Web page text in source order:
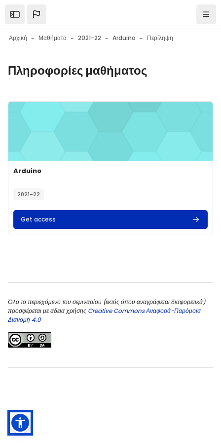
Open the sidebar
Αρχική Μαθήματα 2021-22 Arduino Περίληψη
Μπλοκ
Πληροφορίες μαθήματος
Μπλοκ
Εικόνα μαθήματος" Arduino
Εικόνα μαθήματος
Όνομα μαθήματος
Arduino
2021-22
Get access
Όλο το περιεχόμενο του σεμιναρίου (εκτός όπου αναγράφεται διαφορετικά)
προσφέρεται με αδεια χρήσης Creative Commons Αναφορά-Παρόμοια
Διανομή 4.0